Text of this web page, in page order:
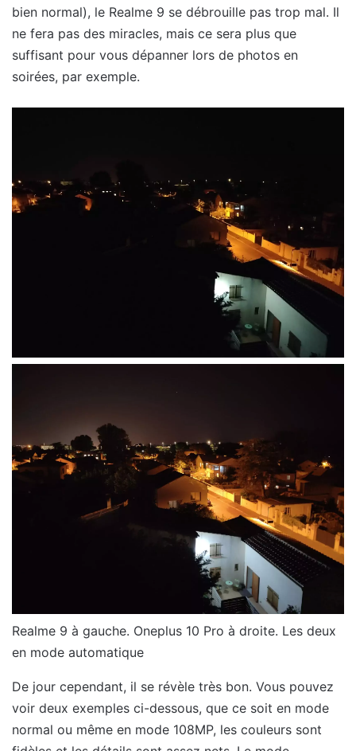
bien normal), le Realme 9 se débrouille pas trop mal. Il
ne fera pas des miracles, mais ce sera plus que
suffisant pour vous dépanner lors de photos en
soirées, par exemple.
Realme 9 à gauche. Oneplus 10 Pro à droite. Les deux
en mode automatique
De jour cependant, il se révèle très bon. Vous pouvez
voir deux exemples ci-dessous, que ce soit en mode
normal ou même en mode 108MP, les couleurs sont